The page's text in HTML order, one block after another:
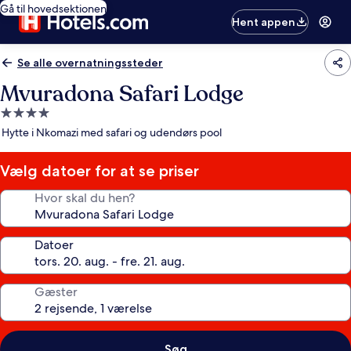
Gå til hovedsektionen
Hent appen
Se alle overnatningssteder
Mvuradona Safari Lodge
4.0-
stjernet
Hytte i Nkomazi med safari og udendørs pool
Vælg datoer for at se priser
Hvor skal du hen?
Datoer
Gæster